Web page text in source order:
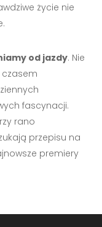
życie nie
od jazdy. Nie
fascynacji.
rano
przepisu na
premiery